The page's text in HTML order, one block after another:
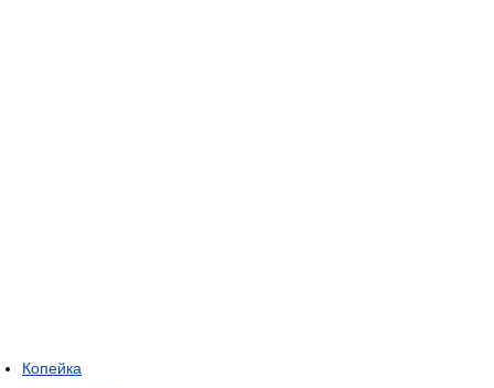
Копейка